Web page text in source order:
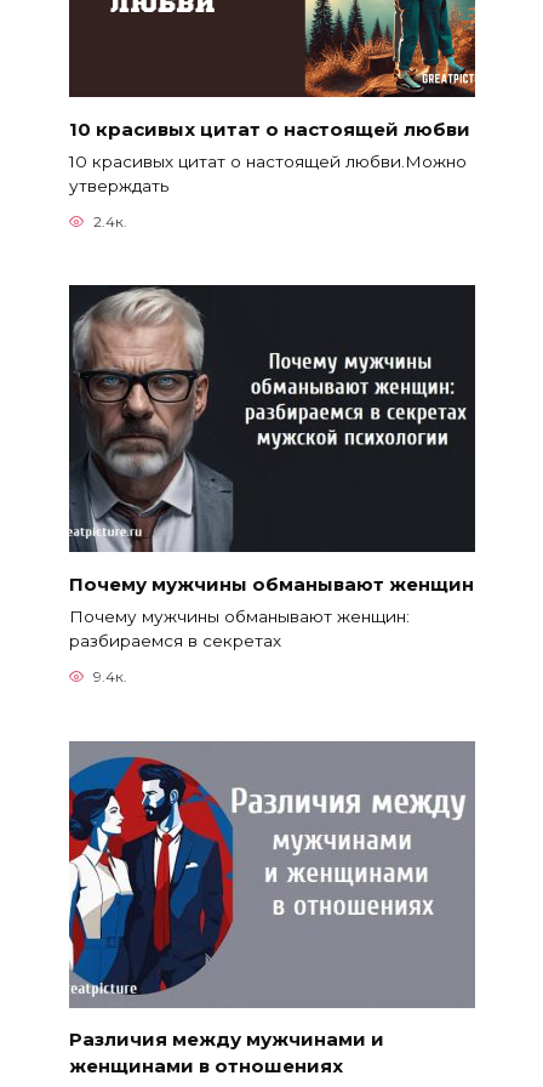
10 красивых цитат о настоящей любви
10 красивых цитат о настоящей любви.Можно
утверждать
2.4к.
Почему мужчины обманывают женщин
Почему мужчины обманывают женщин:
разбираемся в секретах
9.4к.
Различия между мужчинами и
женщинами в отношениях